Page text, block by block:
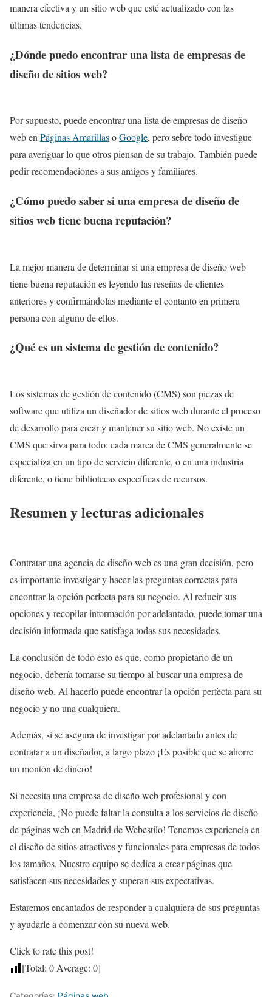
manera efectiva y un sitio web que esté actualizado con las
últimas tendencias.
¿Dónde puedo encontrar una lista de empresas de
diseño de sitios web?
Por supuesto, puede encontrar una lista de empresas de diseño
web enPáginas AmarillasoGoogle, pero sebre todo investigue
para averiguar lo que otros piensan de su trabajo. También puede
pedir recomendaciones a sus amigos y familiares.
¿Cómo puedo saber si una empresa de diseño de
sitios web tiene buena reputación?
La mejor manera de determinar si una empresa de diseño web
tiene buena reputación es leyendo las reseñas de clientes
anteriores y confirmándolas mediante el contanto en primera
persona con alguno de ellos.
¿Qué es un sistema de gestión de contenido?
Los sistemas de gestión de contenido (CMS) son piezas de
software que utiliza un diseñador de sitios web durante el proceso
de desarrollo para crear y mantener su sitio web. No existe un
CMS que sirva para todo: cada marca de CMS generalmente se
especializa en un tipo de servicio diferente, o en una industria
diferente, o tiene bibliotecas específicas de recursos.
Resumen y lecturas adicionales
Contratar una agencia de diseño web es una gran decisión, pero
es importante investigar y hacer las preguntas correctas para
encontrar la opción perfecta para su negocio. Al reducir sus
opciones y recopilar información por adelantado, puede tomar una
decisión informada que satisfaga todas sus necesidades.
La conclusión de todo esto es que, como propietario de un
negocio, debería tomarse su tiempo al buscar una empresa de
diseño web. Al hacerlo puede encontrar la opción perfecta para su
negocio y no una cualquiera.
Además, si se asegura de investigar por adelantado antes de
contratar a un diseñador, a largo plazo ¡Es posible que se ahorre
un montón de dinero!
Si necesita una empresa de diseño web profesional y con
experiencia, ¡No puede faltar la consulta a los servicios de diseño
de páginas web en Madrid de Webestilo! Tenemos experiencia en
el diseño de sitios atractivos y funcionales para empresas de todos
los tamaños. Nuestro equipo se dedica a crear páginas que
satisfacen sus necesidades y superan sus expectativas.
Estaremos encantados de responder a cualquiera de sus preguntas
y ayudarle a comenzar con su nueva web.
Click to rate this post!
[Total: 0 Average: 0]